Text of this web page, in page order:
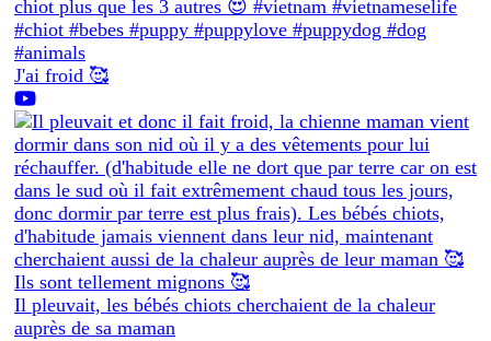
J'ai froid 🥰
Il pleuvait, les bébés chiots cherchaient de la chaleur
auprès de sa maman